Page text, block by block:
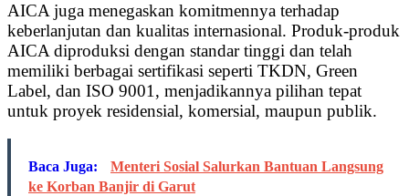
AICA juga menegaskan komitmennya terhadap
keberlanjutan dan kualitas internasional. Produk-produk
AICA diproduksi dengan standar tinggi dan telah
memiliki berbagai sertifikasi seperti TKDN, Green
Label, dan ISO 9001, menjadikannya pilihan tepat
untuk proyek residensial, komersial, maupun publik.
Baca Juga:
Menteri Sosial Salurkan Bantuan Langsung
ke Korban Banjir di Garut